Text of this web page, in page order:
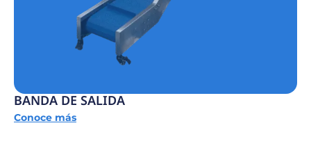
BANDA DE SALIDA
Conoce más